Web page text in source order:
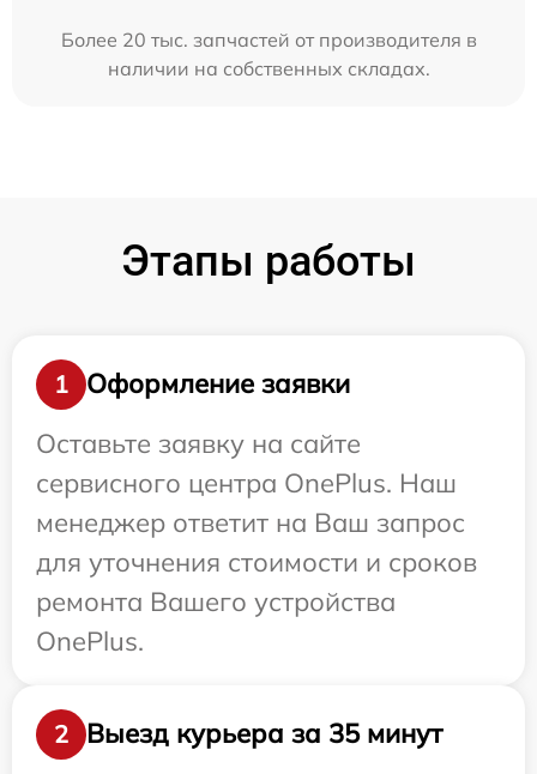
Более 20 тыс. запчастей от производителя в
наличии на собственных складах.
Этапы работы
1
Оформление заявки
Оставьте заявку на сайте
сервисного центра OnePlus. Наш
менеджер ответит на Ваш запрос
для уточнения стоимости и сроков
ремонта Вашего устройства
OnePlus.
2
Выезд курьера за 35 минут